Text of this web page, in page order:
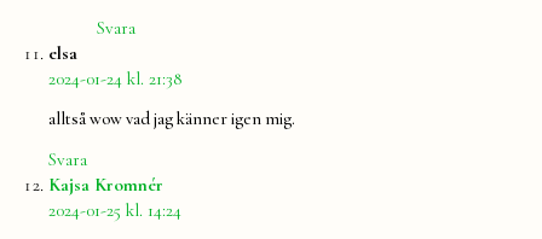
Svara
elsa
2024-01-24 kl. 21:38
alltså wow vad jag känner igen mig.
Svara
Kajsa Kromnér
2024-01-25 kl. 14:24